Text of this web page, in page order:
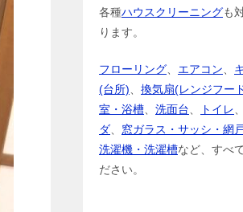
各種ハウスクリーニングも
ります。
フローリング エアコン
(台所)
換気扇(レンジフー
室・浴槽
洗面台 トイレ
ダ
窓ガラス・サッシ・網
洗濯機・洗濯槽など、すべ
ださい。